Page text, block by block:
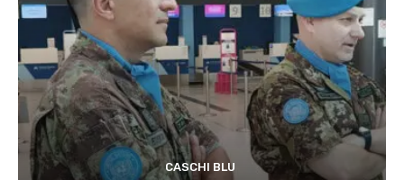
CASCHI BLU